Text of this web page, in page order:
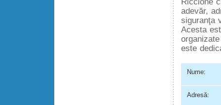
adevăr,
siguranţa
Acesta
este
Nume:
Adresă: